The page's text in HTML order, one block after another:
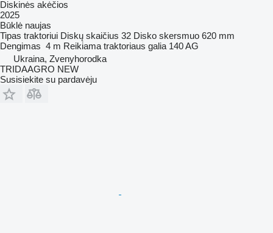
Diskinės akėčios
2025
Būklė naujas
Tipas traktoriui Diskų skaičius 32 Disko skersmuo 620 mm
Dengimas 4 m Reikiama traktoriaus galia 140 AG
Ukraina, Zvenyhorodka
TRIDAAGRO NEW
Susisiekite su pardavėju